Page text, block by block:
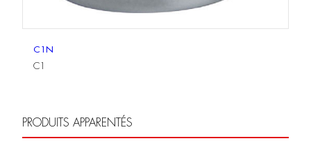
C1N
C1
PRODUITS APPARENTÉS